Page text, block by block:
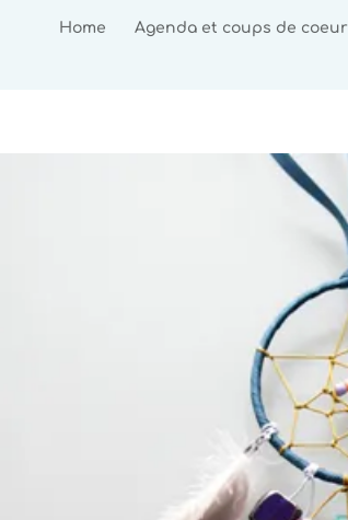
Home Agenda et coups de coeur